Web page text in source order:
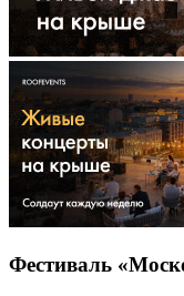
Фестиваль